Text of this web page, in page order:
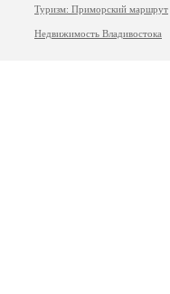
Туризм: Приморский маршрут
Недвижимость Владивостока